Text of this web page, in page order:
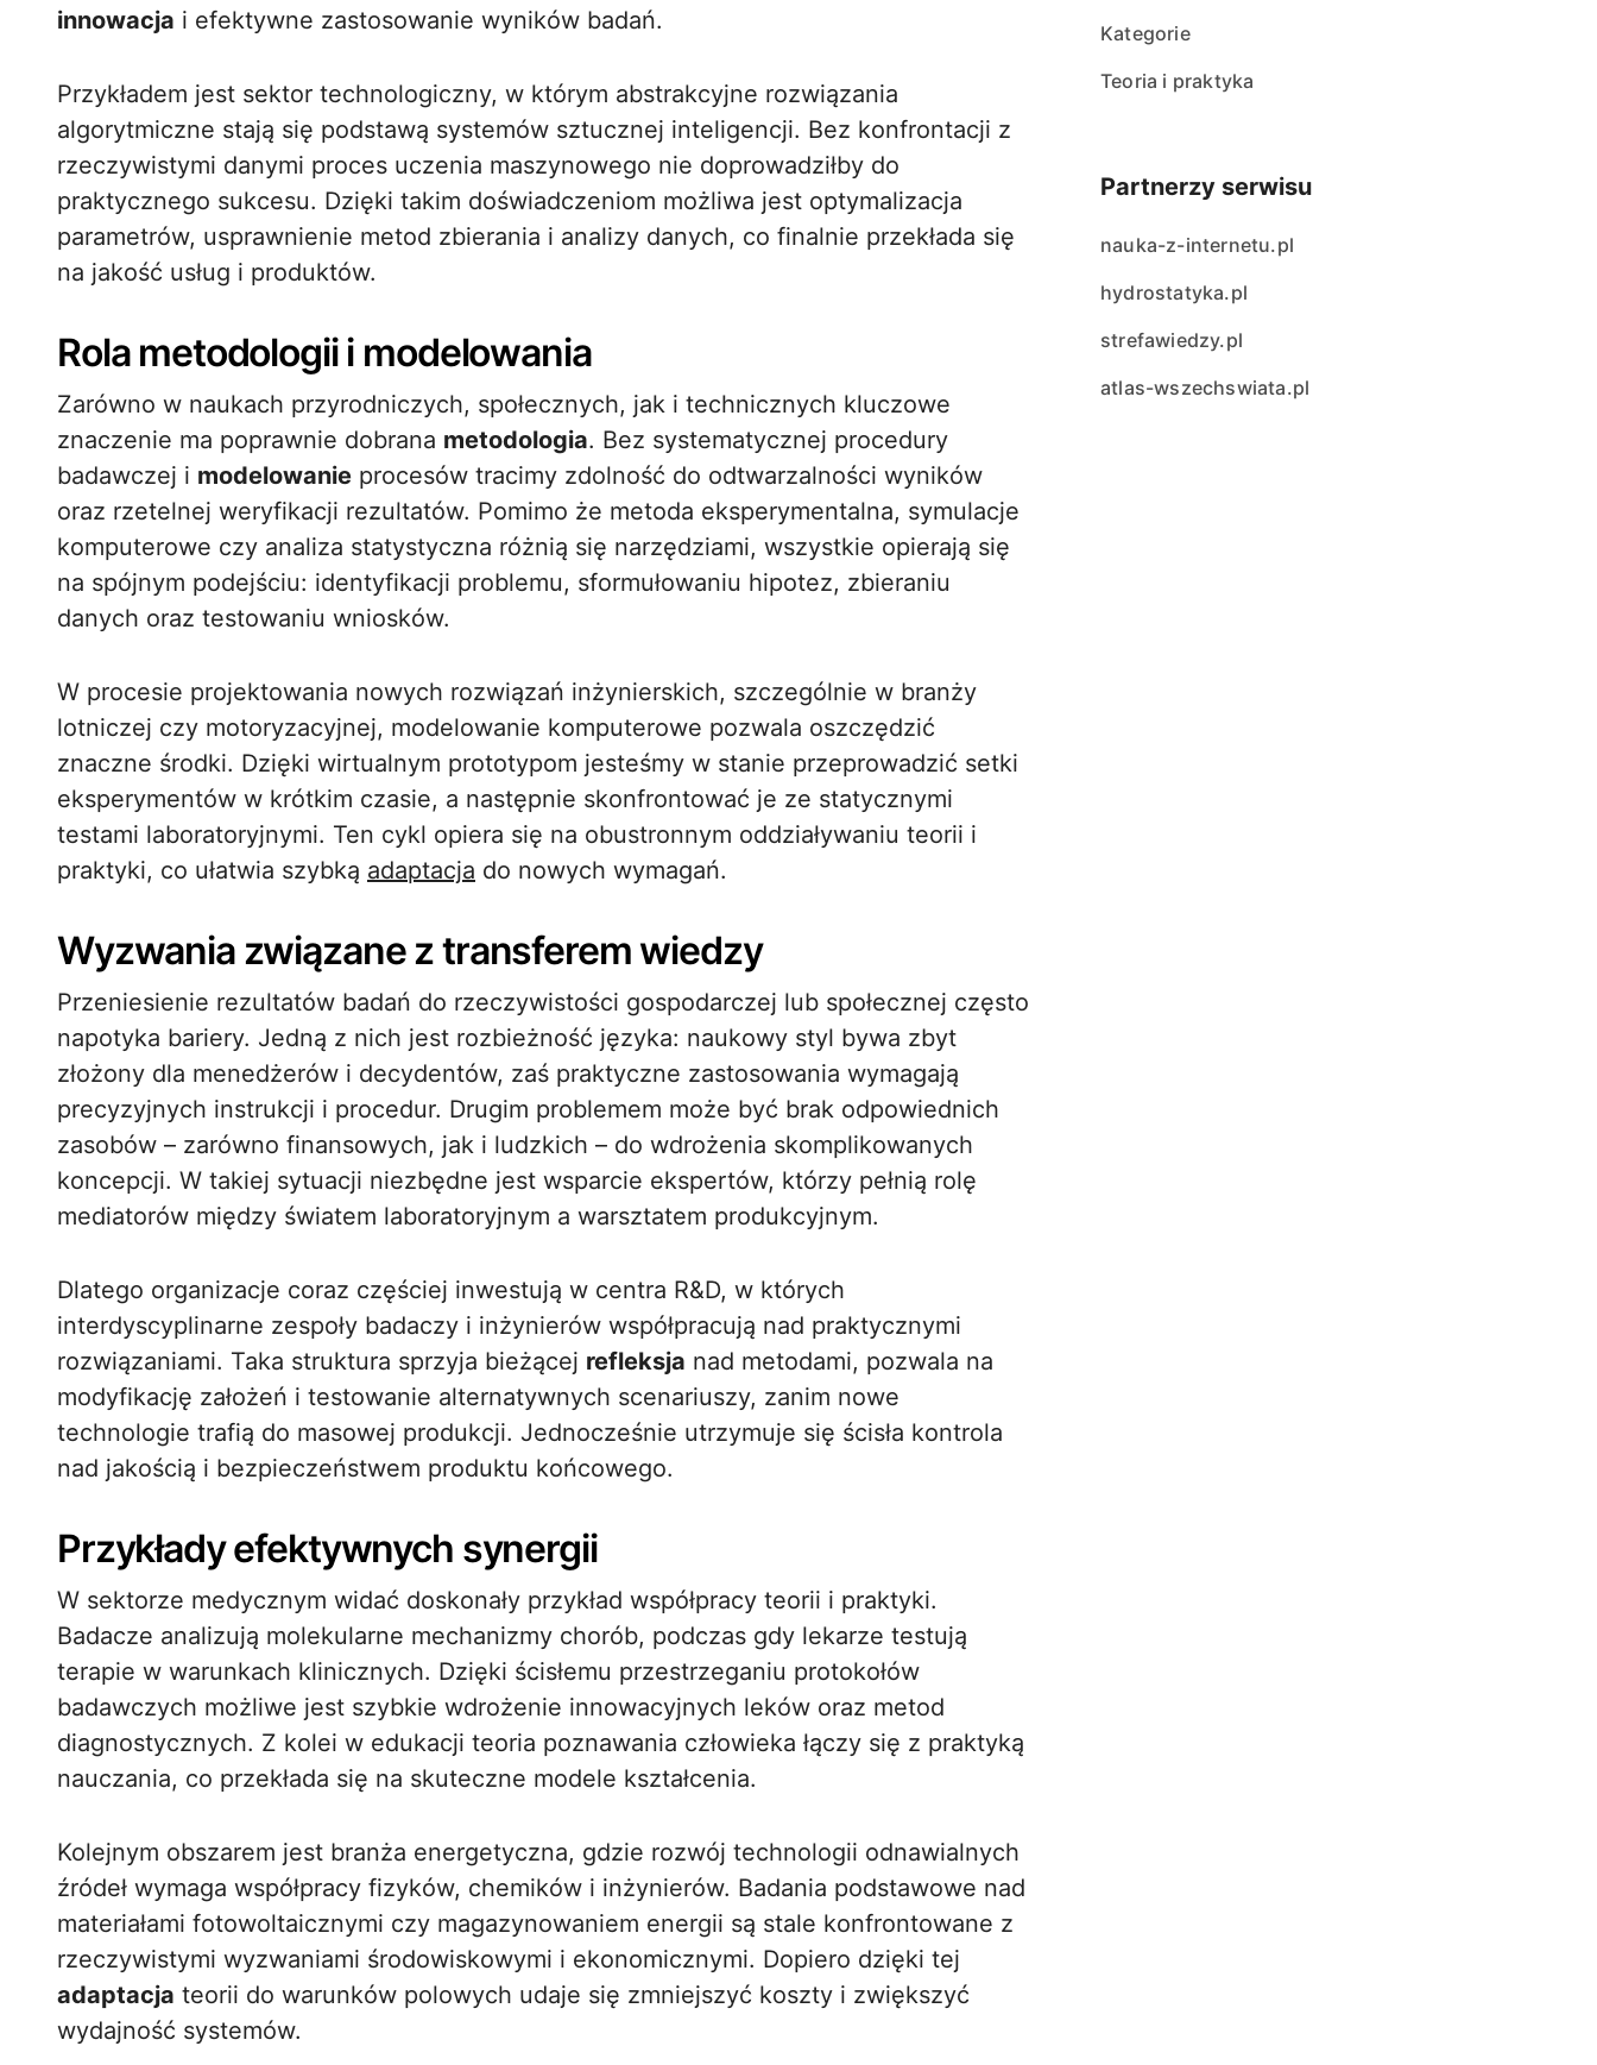
innowacja i efektywne zastosowanie wyników badań.
Przykładem jest sektor technologiczny, w którym abstrakcyjne rozwiązania
algorytmiczne stają się podstawą systemów sztucznej inteligencji. Bez konfrontacji z
rzeczywistymi danymi proces uczenia maszynowego nie doprowadziłby do
praktycznego sukcesu. Dzięki takim doświadczeniom możliwa jest optymalizacja
parametrów, usprawnienie metod zbierania i analizy danych, co finalnie przekłada się
na jakość usług i produktów.
Rola metodologii i modelowania
Zarówno w naukach przyrodniczych, społecznych, jak i technicznych kluczowe
znaczenie ma poprawnie dobrana metodologia. Bez systematycznej procedury
badawczej i modelowanie procesów tracimy zdolność do odtwarzalności wyników
oraz rzetelnej weryfikacji rezultatów. Pomimo że metoda eksperymentalna, symulacje
komputerowe czy analiza statystyczna różnią się narzędziami, wszystkie opierają się
na spójnym podejściu: identyfikacji problemu, sformułowaniu hipotez, zbieraniu
danych oraz testowaniu wniosków.
W procesie projektowania nowych rozwiązań inżynierskich, szczególnie w branży
lotniczej czy motoryzacyjnej, modelowanie komputerowe pozwala oszczędzić
znaczne środki. Dzięki wirtualnym prototypom jesteśmy w stanie przeprowadzić setki
eksperymentów w krótkim czasie, a następnie skonfrontować je ze statycznymi
testami laboratoryjnymi. Ten cykl opiera się na obustronnym oddziaływaniu teorii i
praktyki, co ułatwia szybką adaptacja do nowych wymagań.
Wyzwania związane z transferem wiedzy
Przeniesienie rezultatów badań do rzeczywistości gospodarczej lub społecznej często
napotyka bariery. Jedną z nich jest rozbieżność języka: naukowy styl bywa zbyt
złożony dla menedżerów i decydentów, zaś praktyczne zastosowania wymagają
precyzyjnych instrukcji i procedur. Drugim problemem może być brak odpowiednich
zasobów – zarówno finansowych, jak i ludzkich – do wdrożenia skomplikowanych
koncepcji. W takiej sytuacji niezbędne jest wsparcie ekspertów, którzy pełnią rolę
mediatorów między światem laboratoryjnym a warsztatem produkcyjnym.
Dlatego organizacje coraz częściej inwestują w centra R&D, w których
interdyscyplinarne zespoły badaczy i inżynierów współpracują nad praktycznymi
rozwiązaniami. Taka struktura sprzyja bieżącej refleksja nad metodami, pozwala na
modyfikację założeń i testowanie alternatywnych scenariuszy, zanim nowe
technologie trafią do masowej produkcji. Jednocześnie utrzymuje się ścisła kontrola
nad jakością i bezpieczeństwem produktu końcowego.
Przykłady efektywnych synergii
W sektorze medycznym widać doskonały przykład współpracy teorii i praktyki.
Badacze analizują molekularne mechanizmy chorób, podczas gdy lekarze testują
terapie w warunkach klinicznych. Dzięki ścisłemu przestrzeganiu protokołów
badawczych możliwe jest szybkie wdrożenie innowacyjnych leków oraz metod
diagnostycznych. Z kolei w edukacji teoria poznawania człowieka łączy się z praktyką
nauczania, co przekłada się na skuteczne modele kształcenia.
Kolejnym obszarem jest branża energetyczna, gdzie rozwój technologii odnawialnych
źródeł wymaga współpracy fizyków, chemików i inżynierów. Badania podstawowe nad
materiałami fotowoltaicznymi czy magazynowaniem energii są stale konfrontowane z
rzeczywistymi wyzwaniami środowiskowymi i ekonomicznymi. Dopiero dzięki tej
adaptacja teorii do warunków polowych udaje się zmniejszyć koszty i zwiększyć
wydajność systemów.
Kategorie
Teoria i praktyka
Partnerzy serwisu
nauka-z-internetu.pl
hydrostatyka.pl
strefawiedzy.pl
atlas-wszechswiata.pl